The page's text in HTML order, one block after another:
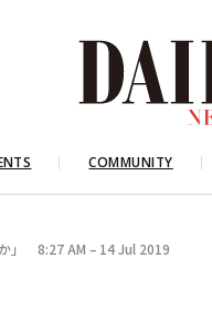
COMMUNITY
」 8:27 AM – 14 Jul 2019